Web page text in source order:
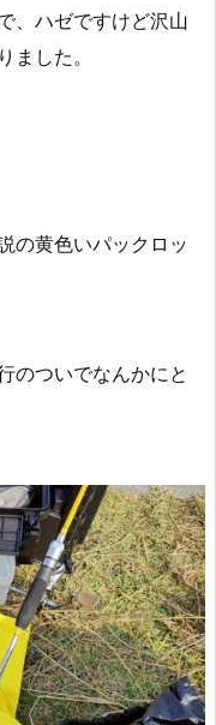
、ハゼですけど沢山
した。
の黄色いパックロッ
のついでなんかにと